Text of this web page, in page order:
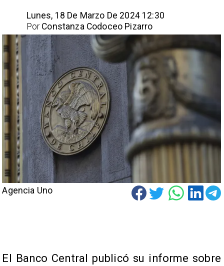
Lunes, 18 De Marzo De 2024 12:30
Constanza Codoceo Pizarro
Por
Agencia Uno
​El Banco Central publicó su informe sobre